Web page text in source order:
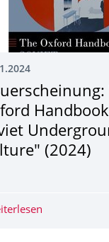
Researchers?
(2024)